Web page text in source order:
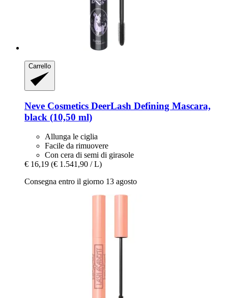
Carrello
Neve Cosmetics DeerLash Defining Mascara,
black (10,50 ml)
Allunga le ciglia
Facile da rimuovere
Con cera di semi di girasole
€ 16,19 (€ 1.541,90 / L)
Consegna entro il giorno 13 agosto